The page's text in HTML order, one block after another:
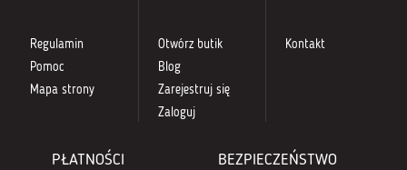
Regulamin
Pomoc
Mapa strony
Otwórz butik
Blog
Zarejestruj się
Zaloguj
Kontakt
PŁATNOŚCI
BEZPIECZEŃSTWO